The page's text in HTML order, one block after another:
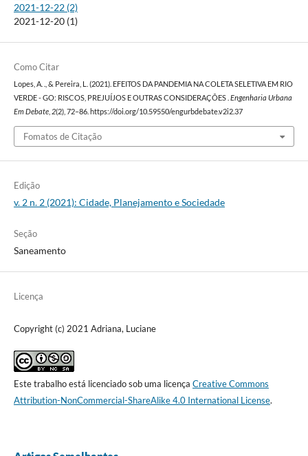
2021-12-22 (2)
2021-12-20 (1)
Como Citar
Lopes, A. ., & Pereira, L. (2021). EFEITOS DA PANDEMIA NA COLETA SELETIVA EM RIO
VERDE - GO: RISCOS, PREJUÍJOS E OUTRAS CONSIDERAÇÕES . Engenharia Urbana
Em Debate, 2(2), 72–86. https://doi.org/10.59550/engurbdebate.v2i2.37
Fomatos de Citação
Edição
v. 2 n. 2 (2021): Cidade, Planejamento e Sociedade
Seção
Saneamento
Licença
Copyright (c) 2021 Adriana, Luciane
Este trabalho está licenciado sob uma licença Creative Commons
Attribution-NonCommercial-ShareAlike 4.0 International License.